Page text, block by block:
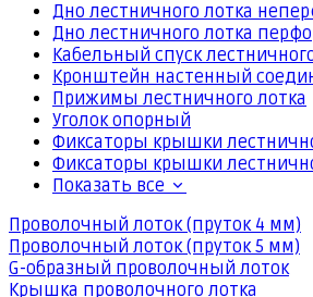
Дно лестничного лотка
Дно лестничного лотка
Кабельный спуск
Кронштейн настенный
Прижимы лестничного лотка
Уголок опорный
Фиксаторы крышки
Фиксаторы крышки
Показать все
Проволочный лоток (пруток 4 мм)
Проволочный лоток (пруток 5 мм)
G-образный проволочный лоток
Крышка проволочного лотка